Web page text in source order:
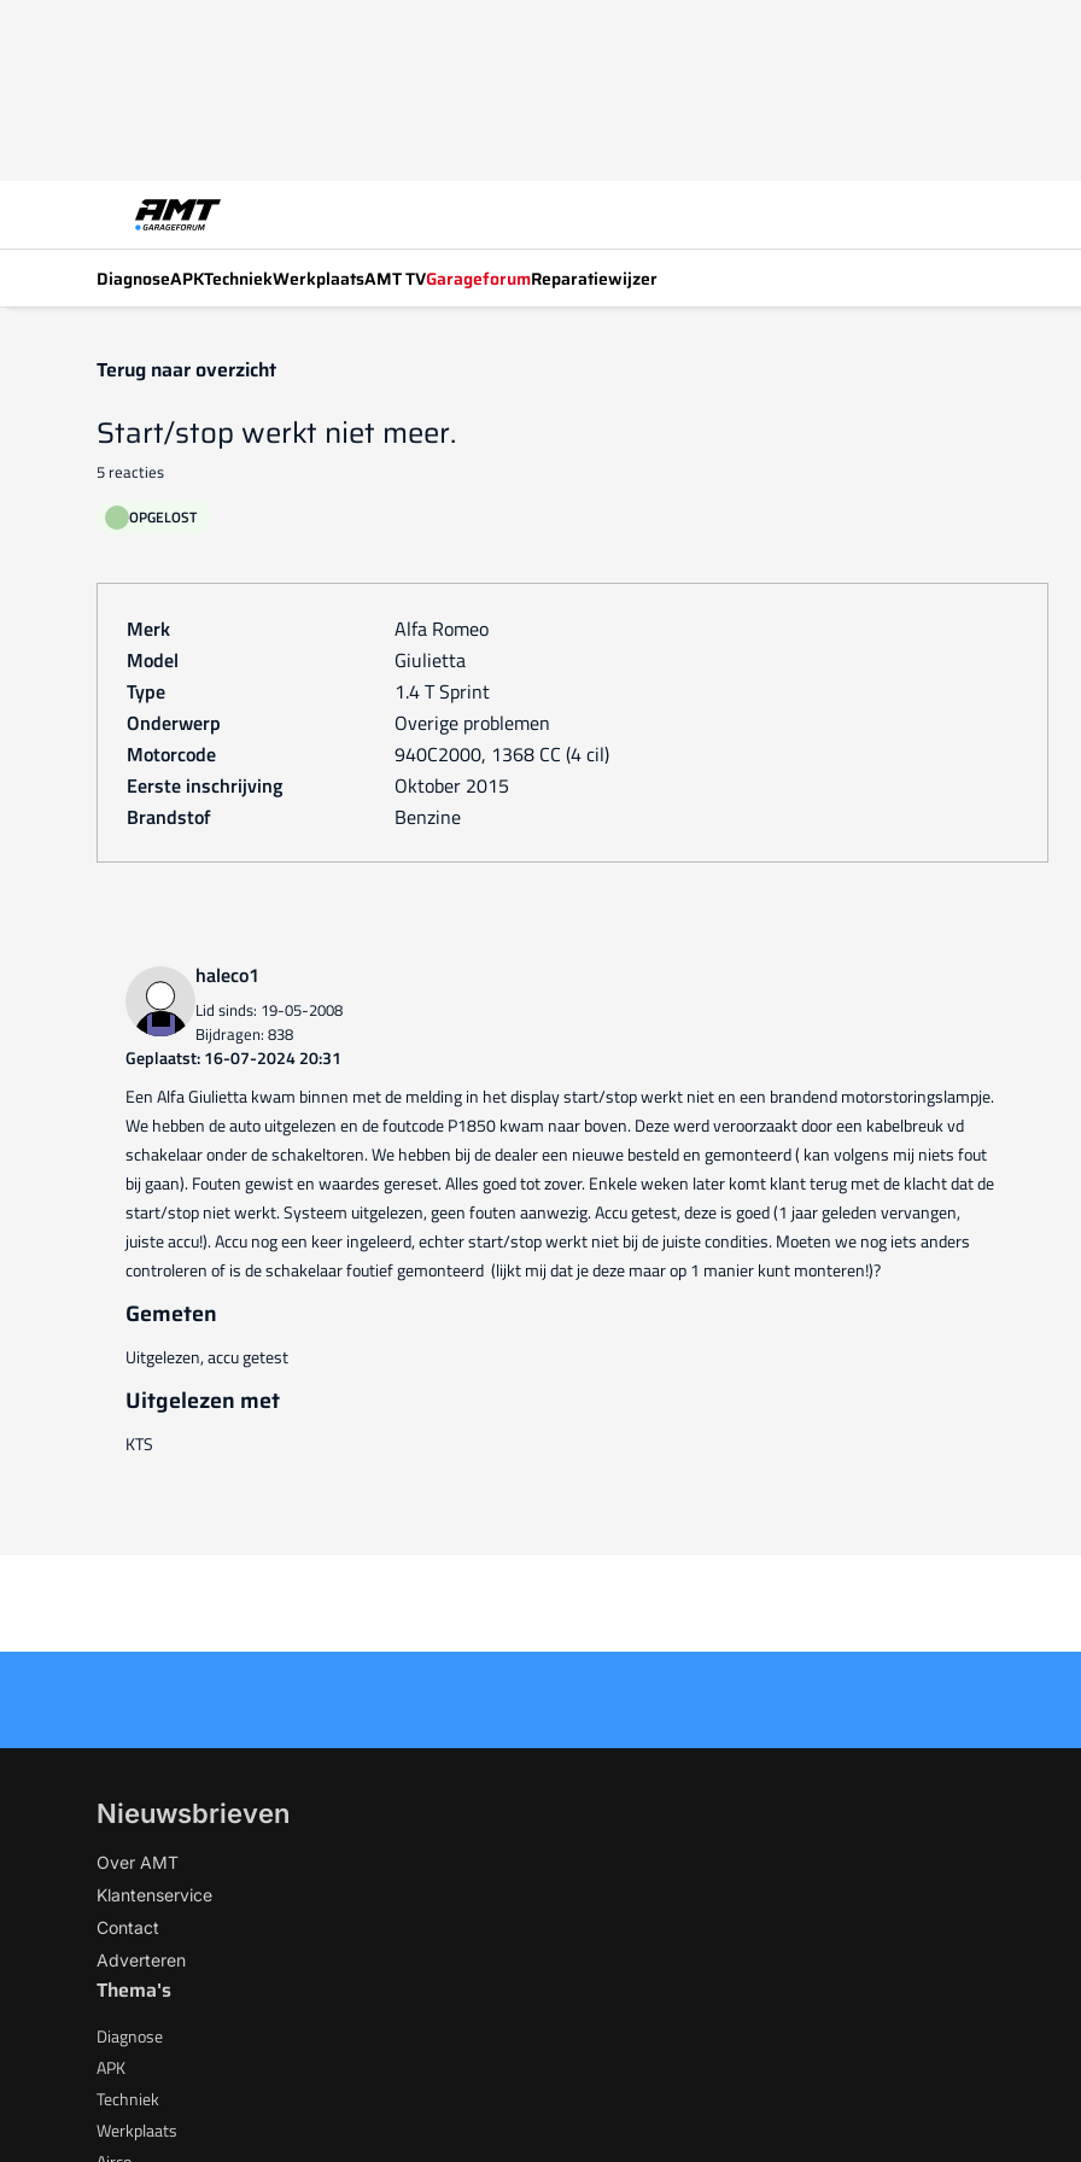
DiagnoseAPKTechniekWerkplaatsAMT TVGarageforumReparatiewijzer
Terug naar overzicht
Start/stop werkt niet meer.
5 reacties
OPGELOST
Merk
Alfa Romeo
Model
Giulietta
Type
1.4 T Sprint
Onderwerp
Overige problemen
Motorcode
940C2000, 1368 CC (4 cil)
Eerste inschrijving
oktober 2015
Brandstof
Benzine
haleco1
Lid sinds: 19-05-2008
Bijdragen: 838
Geplaatst: 16-07-2024 20:31
Een Alfa Giulietta kwam binnen met de melding in het display start/stop werkt niet en een brandend motorstoringslampje.
We hebben de auto uitgelezen en de foutcode P1850 kwam naar boven. Deze werd veroorzaakt door een kabelbreuk vd
schakelaar onder de schakeltoren. We hebben bij de dealer een nieuwe besteld en gemonteerd ( kan volgens mij niets fout
bij gaan). Fouten gewist en waardes gereset. Alles goed tot zover. Enkele weken later komt klant terug met de klacht dat de
start/stop niet werkt. Systeem uitgelezen, geen fouten aanwezig. Accu getest, deze is goed (1 jaar geleden vervangen,
juiste accu!). Accu nog een keer ingeleerd, echter start/stop werkt niet bij de juiste condities. Moeten we nog iets anders
controleren of is de schakelaar foutief gemonteerd (lijkt mij dat je deze maar op 1 manier kunt monteren!)?
Gemeten
Uitgelezen, accu getest
Uitgelezen met
KTS
Nieuwsbrieven
Over AMT
Klantenservice
Contact
Adverteren
Thema's
Diagnose
APK
Techniek
Werkplaats